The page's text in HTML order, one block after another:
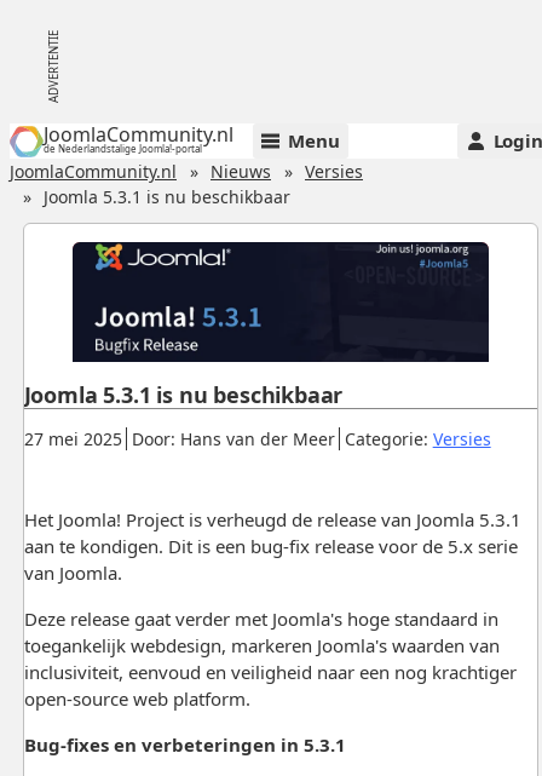
JoomlaCommunity.nl
de Nederlandstalige Joomla!-portal Menu Login
JoomlaCommunity.nl Nieuws
Versies
Joomla 5.3.1 is nu beschikbaar
Gepubliceerd:
27 mei 2025. Door: Hans van der Meer. Categorie: Versies.
Joomla 5.3.1 is nu beschikbaar
Het Joomla! Project is verheugd de release van Joomla 5.3.1
aan te kondigen. Dit is een bug-fix release voor de 5.x serie
van Joomla.
Deze release gaat verder met Joomla's hoge standaard in
toegankelijk webdesign, markeren Joomla's waarden van
inclusiviteit, eenvoud en veiligheid naar een nog krachtiger
open-source web platform.
Bug-fixes en verbeteringen in 5.3.1